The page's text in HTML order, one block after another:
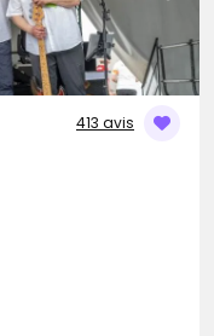
413 avis